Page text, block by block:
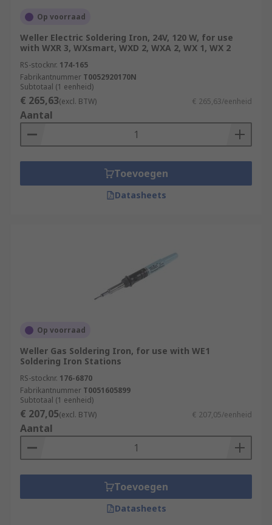
Op voorraad
Weller Electric Soldering Iron, 24V, 120 W, for use
with WXR 3, WXsmart, WXD 2, WXA 2, WX 1, WX 2
RS-stocknr. 174-165
Fabrikantnummer T0052920170N
Subtotaal (1 eenheid)
€ 265,63(excl. BTW) € 265,63/eenheid
Aantal
Toevoegen
Datasheets
Op voorraad
Weller Gas Soldering Iron, for use with WE1
Soldering Iron Stations
RS-stocknr. 176-6870
Fabrikantnummer T0051605899
Subtotaal (1 eenheid)
€ 207,05(excl. BTW) € 207,05/eenheid
Aantal
Toevoegen
Datasheets